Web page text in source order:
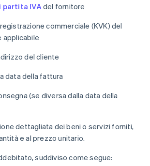
partita IVAdel fornitore
commerciale (KVK) del
applicabile
del cliente
data della fattura
(se diversa dalla data della
dettagliata dei beni o servizi forniti,
e al prezzo unitario.
suddiviso come segue: